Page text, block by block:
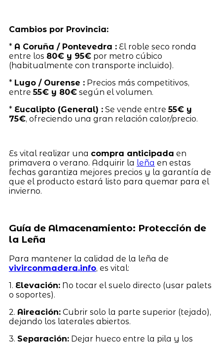
Cambios por Provincia:
* A Coruña / Pontevedra :El roble seco ronda
entre los 80€ y 95€por metro cúbico
(habitualmente con transporte incluido).
* Lugo / Ourense :Precios más competitivos,
entre55€ y 80€según el volumen.
* Eucalipto (General) :Se vende entre55€ y
75€, ofreciendo una gran relación calor/precio.
Es vital realizar una compra anticipada en
primavera o verano. Adquirir la leña en estas
fechas garantiza mejores precios y la garantía de
que el producto estará listo para quemar para el
invierno.
Guía de Almacenamiento: Protección de
la Leña
Para mantener la calidad de la leña de
vivirconmadera.info, es vital:
1. Elevación:No tocar el suelo directo (usar palets
o soportes).
2. Aireación:Cubrir solo la parte superior (tejado),
dejando los laterales abiertos.
3. Separación:Dejar hueco entre la pila y los